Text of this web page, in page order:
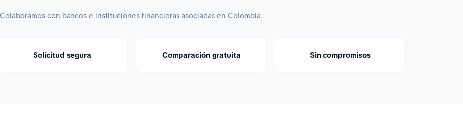
Colaboramos con bancos e instituciones financieras asociadas en Colombia.
Solicitud segura Comparación gratuita Sin compromisos